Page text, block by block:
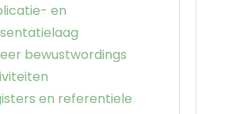
en
bewustwordings
en referentiele